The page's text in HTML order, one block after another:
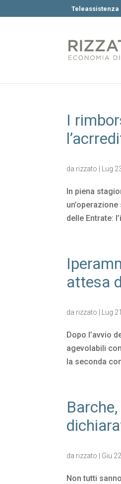
Teleassistenza
I
da rizzato Lug
In piena
delle Entrate:
attesa
da rizzato Lug
Dopo l’avvio
agevolabili
la seconda
da rizzato Giu
Non tutti